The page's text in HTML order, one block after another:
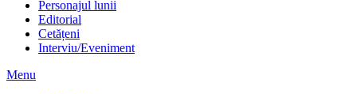
Personajul lunii
Editorial
Cetățeni
Interviu/Eveniment
Menu